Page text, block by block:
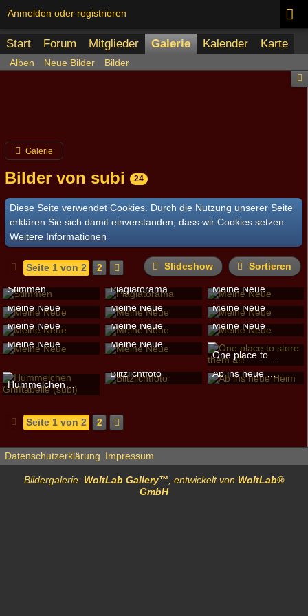
Anmelden oder registrieren
Start Forum Mitglieder Galerie Kalender Karte
Alben Neue Bilder Bilder
Galerie
Bilder von subi 24
Diese Seite verwendet Cookies. Durch die Nutzung unserer Seite
erklären Sie sich damit einverstanden, dass wir Cookies setzen.
Weitere Informationen
Seite 1 von 2 2 Slideshow Sortieren
Stimmen
subi-19. Dezember 2024
9.000
0
Plagiatorama
subi-19. April 2022
1.857
0
Meine Neue
subi-9. November 2018
2.297
0
Meine Neue
subi-9. November 2018
2.307
0
Meine Neue
subi-9. November 2018
2.333
0
Meine Neue
subi-9. November 2018
2.175
0
Meine Neue
subi-9. November 2018
2.106
0
Meine Neue
subi-9. November 2018
2.173
0
Meine Neue
subi-9. November 2018
2.268
0 0
Meine Neue
subi-9. November 2018
Meine Neue
subi-9. November 2018
One place to store them all!
subi-7. Mai 2017
21.132
1
Hümmelchen Grifftabelle (subi)
subi-21. August 2015
Blitzlichtfoto
subi-15. Juni 2015
Ab ins neue Heim
subi-15. Juni 2015
Seite 1 von 2 2
Datenschutzerklärung Impressum
Bildergalerie: WoltLab Gallery™ , entwickelt von WoltLab®
GmbH